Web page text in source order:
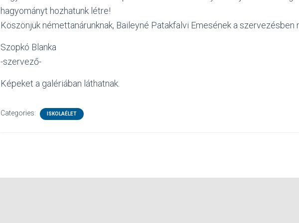
hagyományt hozhatunk létre!
Köszönjük némettanárunknak, Baileyné Patakfalvi Emesének a
Szopkó Blanka
-szervező-
Képeket a galériában láthatnak.
Categories: ISKOLAÉLET